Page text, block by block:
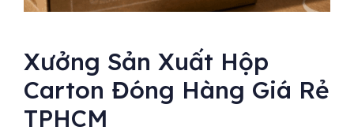
Xưởng Sản Xuất Hộp
Carton Đóng Hàng Giá Rẻ
TPHCM